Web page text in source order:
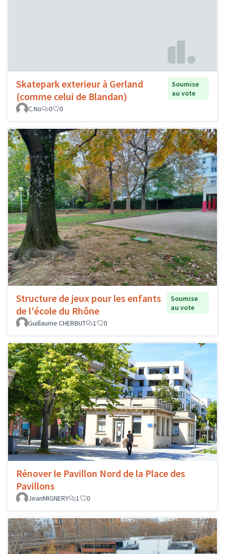
Skatepark exterieur à Gerland
(comme celui de Blandan)
Soumise
au vote
C.No
0 0
Structure de jeux pour les enfants
de l'école du Rhône
Soumise
au vote
Guillaume CHERBUT
1 0
Rénover le Pavillon Nord de la Place des
Pavillons
JeanMIGNERY 1 0